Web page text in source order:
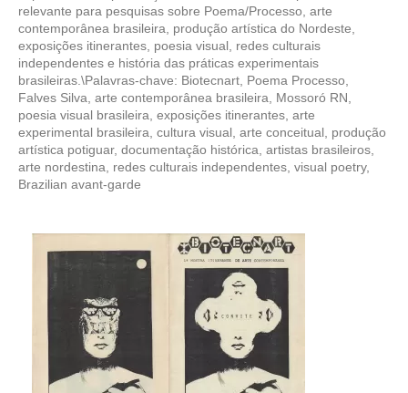
relevante para pesquisas sobre Poema/Processo, arte
contemporânea brasileira, produção artística do Nordeste,
exposições itinerantes, poesia visual, redes culturais
independentes e história das práticas experimentais
brasileiras.\Palavras-chave: Biotecnart, Poema Processo,
Falves Silva, arte contemporânea brasileira, Mossoró RN,
poesia visual brasileira, exposições itinerantes, arte
experimental brasileira, cultura visual, arte conceitual, produção
artística potiguar, documentação histórica, artistas brasileiros,
arte nordestina, redes culturais independentes, visual poetry,
Brazilian avant-garde